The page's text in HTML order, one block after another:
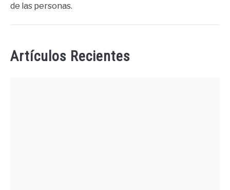
de las personas.
Artículos Recientes